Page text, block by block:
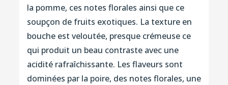
la pomme, ces notes florales ainsi que ce
soupçon de fruits exotiques. La texture en
bouche est veloutée, presque crémeuse ce
qui produit un beau contraste avec une
acidité rafraîchissante. Les flaveurs sont
dominées par la poire, des notes florales, une